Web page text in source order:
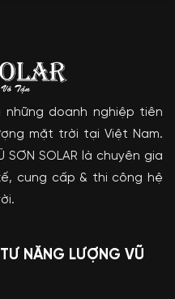
doanh nghiệp tiên
mặt trời tại Việt Nam.
SƠN SOLAR là chuyên gia
cung cấp & thi công hệ
NĂNG LƯỢNG VŨ